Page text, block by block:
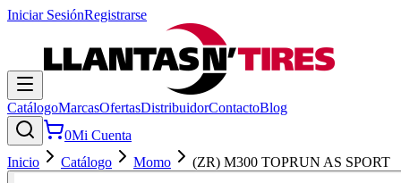
Iniciar SesiónRegistrarse
CatálogoMarcasOfertasDistribuidorContactoBlog
0Mi Cuenta
Inicio
Catálogo Momo (ZR) M300 TOPRUN AS SPORT